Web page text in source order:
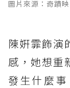
圖片來源：奇蹟
陳姸霏飾演
感，她想重
發生什麼